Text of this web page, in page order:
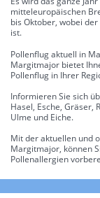
mitteleuropäischen
bis Oktober, wobei
ist.
Pollenflug aktuell in
Margitmajor bietet
Pollenflug in Ihrer
Informieren Sie sich
Hasel, Esche, Gräser,
Ulme und Eiche.
Mit der aktuellen und
Margitmajor, können
Pollenallergien